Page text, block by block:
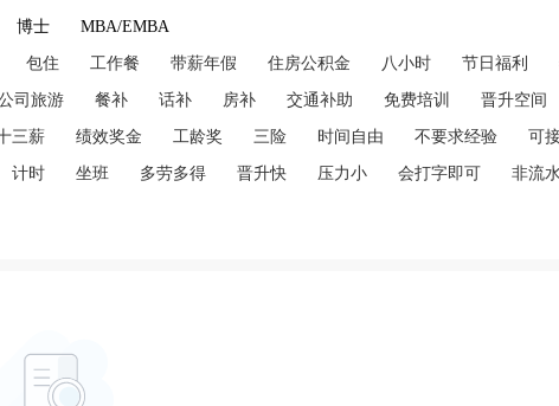
博士 MBA/EMBA
包住 工作餐 带薪年假 住房公积金 八小时 节日福利
司旅游 餐补 话补 房补 交通补助 免费培训 晋升空间
三薪 绩效奖金 工龄奖 三险 时间自由 不要求经验 可
计时 坐班 多劳多得 晋升快 压力小 会打字即可 非流